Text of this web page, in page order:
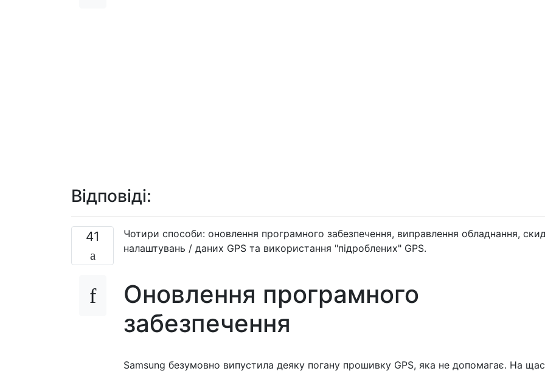
Відповіді:
41
Чотири способи: оновлення програмного забезпечення, виправлення обладнання,
налаштувань / даних GPS та використання "підроблених" GPS.
Оновлення програмного
забезпечення
Samsung безумовно випустила деяку погану прошивку GPS, яка не допомагає. На